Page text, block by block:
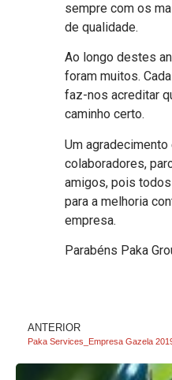
sempre com os
de qualidade.
Ao longo destes
foram muitos.
faz-nos acreditar
caminho certo.
Um
colaboradores,
amigos, pois
para a melhoria
empresa.
Parabéns Paka
ANTERIOR
Paka Services_Empresa Gazela